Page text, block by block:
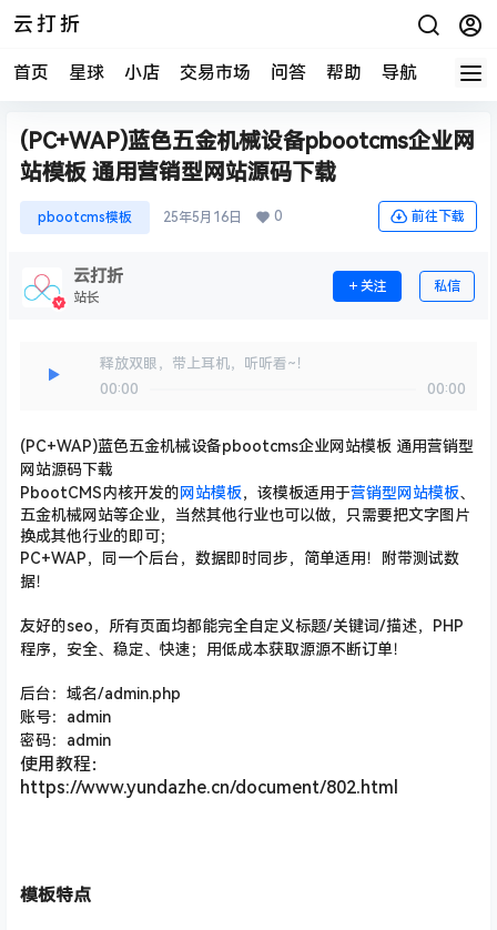
云打折
首页 星球 小店 交易市场 问答 帮助 导航 快报
(PC+WAP)蓝色五金机械设备pbootcms企业网
站模板 通用营销型网站源码下载
pbootcms模板 25年5月16日 0 前往下载
云打折
站长
关注 私信
释放双眼，带上耳机，听听看~！
00:00
00:00
(PC+WAP)蓝色五金机械设备pbootcms企业网站模板 通用营销型
网站源码下载
PbootCMS内核开发的网站模板，该模板适用于营销型网站模板、
五金机械网站等企业，当然其他行业也可以做，只需要把文字图片
换成其他行业的即可；
PC+WAP，同一个后台，数据即时同步，简单适用！附带测试数
据！
友好的seo，所有页面均都能完全自定义标题/关键词/描述，PHP
程序，安全、稳定、快速；用低成本获取源源不断订单！
后台：域名/admin.php
账号：admin
密码：admin
使用教程：
https://www.yundazhe.cn/document/802.html
模板特点